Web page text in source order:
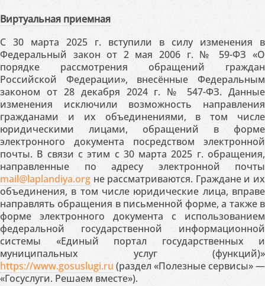
Виртуальная приемная
С 30 марта 2025 г. вступили в силу изменения в
Федеральный закон от 2 мая 2006 г. № 59-ФЗ «О
порядке рассмотрения обращений граждан
Российской Федерации», внесённые Федеральным
законом от 28 декабря 2024 г. № 547-ФЗ. Данные
изменения исключили возможность направления
гражданами и их объединениями, в том числе
юридическими лицами, обращений в форме
электронного документа посредством электронной
почты. В связи с этим с 30 марта 2025 г. обращения,
направленные по адресу электронной почты
mail@laplandiya.org не рассматриваются. Граждане и их
объединения, в том числе юридические лица, вправе
направлять обращения в письменной форме, а также в
форме электронного документа с использованием
федеральной государственной информационной
системы «Единый портал государственных и
муниципальных услуг (функций)»
https://www.gosuslugi.ru (раздел «Полезные сервисы» —
«Госуслуги. Решаем вместе»).